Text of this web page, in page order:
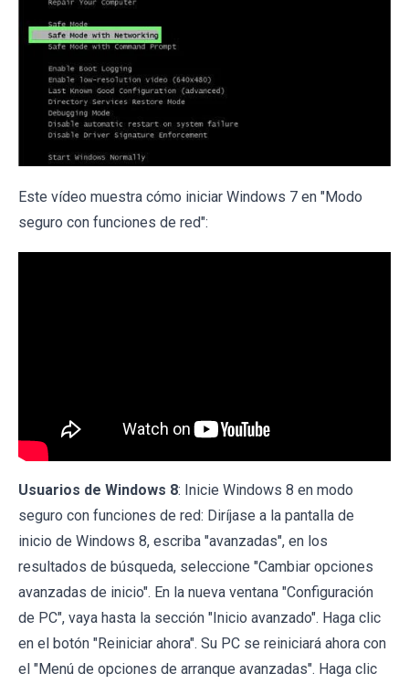
Este vídeo muestra cómo iniciar Windows 7 en "Modo
seguro con funciones de red":
Usuarios de Windows 8: Inicie Windows 8 en modo
seguro con funciones de red: Diríjase a la pantalla de
inicio de Windows 8, escriba "avanzadas", en los
resultados de búsqueda, seleccione "Cambiar opciones
avanzadas de inicio". En la nueva ventana "Configuración
de PC", vaya hasta la sección "Inicio avanzado". Haga clic
en el botón "Reiniciar ahora". Su PC se reiniciará ahora con
el "Menú de opciones de arranque avanzadas". Haga clic